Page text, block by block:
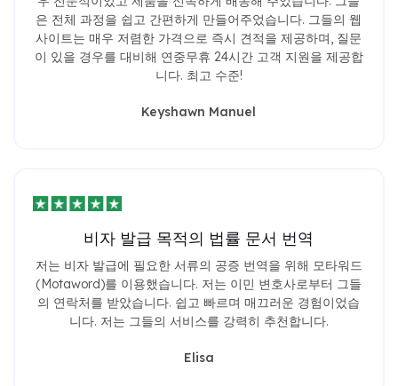
은 전체 과정을 쉽고 간편하게 만들어주었습니다. 그들의 웹
사이트는 매우 저렴한 가격으로 즉시 견적을 제공하며, 질문
이 있을 경우를 대비해 연중무휴 24시간 고객 지원을 제공합
니다. 최고 수준!
Keyshawn Manuel
비자 발급 목적의 법률 문서 번역
저는 비자 발급에 필요한 서류의 공증 번역을 위해 모타워드
(Motaword)를 이용했습니다. 저는 이민 변호사로부터 그들
의 연락처를 받았습니다. 쉽고 빠르며 매끄러운 경험이었습
니다. 저는 그들의 서비스를 강력히 추천합니다.
Elisa